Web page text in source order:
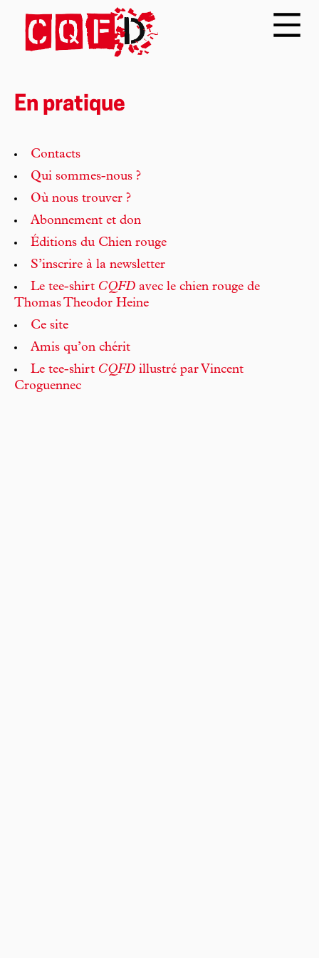
En pratique
Contacts
Qui sommes-nous ?
Où nous trouver ?
Abonnement et don
Éditions du Chien rouge
S’inscrire à la newsletter
Le tee-shirt CQFD avec le chien rouge de
Thomas Theodor Heine
Ce site
Amis qu’on chérit
Le tee-shirt CQFD illustré par Vincent
Croguennec